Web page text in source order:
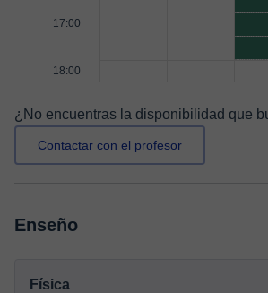
17:00
18:00
¿No encuentras la disponibilidad que
Contactar con el profesor
Enseño
Física